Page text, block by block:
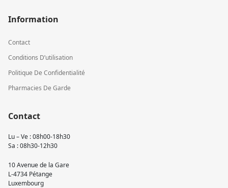
Information
Contact
Conditions D’utilisation
Politique De Confidentialité
Pharmacies De Garde
Contact
Lu – Ve : 08h00-18h30
Sa : 08h30-12h30
10 Avenue de la Gare
L-4734 Pétange
Luxembourg